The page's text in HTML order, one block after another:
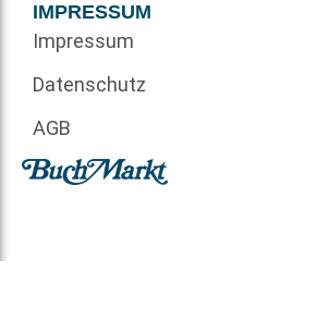
IMPRESSUM
Impressum
Datenschutz
AGB